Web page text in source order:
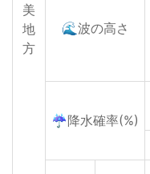
美
地
方
🌊波の高さ
☔降水確率(%)